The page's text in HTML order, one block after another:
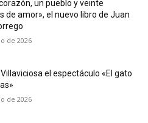
un pueblo y veinte
de amor», el nuevo libro de Juan
de 2026
Villaviciosa el espectáculo «El gato
de 2026